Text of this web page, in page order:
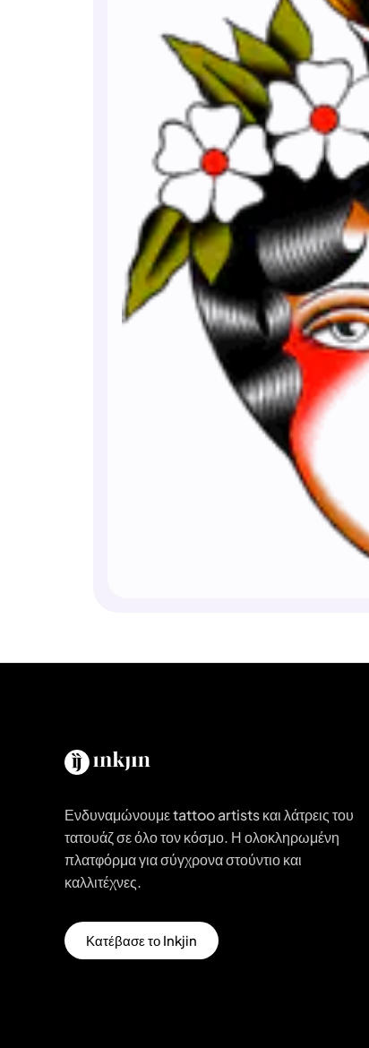
Ενδυναμώνουμε tattoo artists και λάτρεις του
τατουάζ σε όλο τον κόσμο. Η ολοκληρωμένη
πλατφόρμα για σύγχρονα στούντιο και
καλλιτέχνες.
Κατέβασε το Inkjin